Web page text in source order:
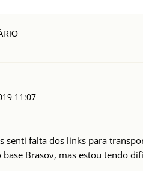
11:07
senti falta dos links para
Brasov, mas estou tendo